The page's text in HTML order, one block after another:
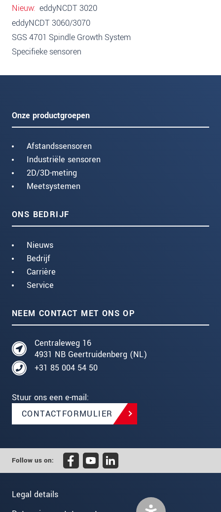
Nieuw eddyNCDT 3020
eddyNCDT 3060/3070
SGS 4701 Spindle Growth System
Specifieke sensoren
Onze productgroepen
Afstandssensoren
Industriële sensoren
2D/3D-meting
Meetsystemen
ONS BEDRIJF
Nieuws
Bedrijf
Carrière
Service
NEEM CONTACT MET ONS OP
Centraleweg 16
4931 NB Geertruidenberg (NL)
+31 85 004 54 50
Stuur ons een e-mail:
CONTACTFORMULIER
Follow us on:
Legal details